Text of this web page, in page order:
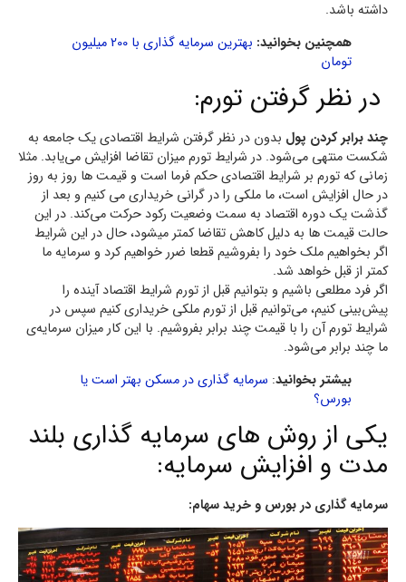
داشته باشد.
همچنین بخوانید:
بهترین سرمایه گذاری با 200 میلیون
تومان
در نظر گرفتن تورم:
چند برابر کردن پول بدون در نظر گرفتن شرایط اقتصادی یک جامعه به
شکست منتهی می‌شود. در شرایط تورم میزان تقاضا افزایش می‌یابد. مثلا
زمانی که تورم بر شرایط اقتصادی حکم فرما است و قیمت ها روز به روز
در حال افزایش است، ما ملکی را در گرانی خریداری می کنیم و بعد از
گذشت یک دوره اقتصاد به سمت وضعیت رکود حرکت می‌کند. در این
حالت قیمت ها به دلیل کاهش تقاضا کمتر میشود، حال در این شرایط
اگر بخواهیم ملک خود را بفروشیم قطعا ضرر خواهیم کرد و سرمایه ما
کمتر از قبل خواهد شد.
اگر فرد مطلعی باشیم و بتوانیم قبل از تورم شرایط اقتصاد آینده را
پیش‌بینی کنیم، می‌توانیم قبل از تورم ملکی خریداری کنیم سپس در
شرایط تورم آن را با قیمت چند برابر بفروشیم. با این کار میزان سرمایه‌ی
ما چند برابر می‌شود.
بیشتر بخوانید: سرمایه گذاری در مسکن بهتر است یا
بورس؟
یکی از روش های سرمایه گذاری بلند
مدت و افزایش سرمایه:
سرمایه گذاری در بورس و خرید سهام: